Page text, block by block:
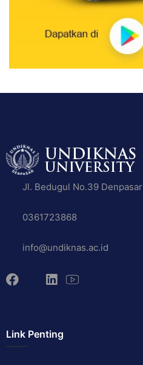
Jl. Bedugul No.39 Denpasar
0361723868
info@undiknas.ac.id
Link Penting